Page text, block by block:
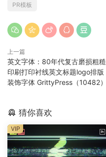
PR模板
上一篇
英文字体：80年代复古磨损粗糙
印刷打印衬线英文标题logo排版
装饰字体 GrittyPress（10482）
猜你喜欢
VIP